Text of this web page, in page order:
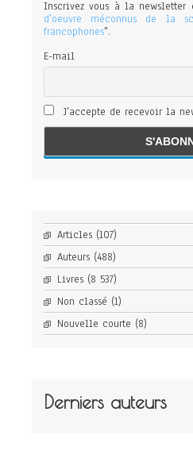
Inscrivez vous à la newsletter
d'oeuvre méconnus de la
francophones".
E-mail
J'accepte de recevoir la
Articles (107)
Auteurs (488)
Livres (8 537)
Non classé (1)
Nouvelle courte (8)
Derniers auteurs